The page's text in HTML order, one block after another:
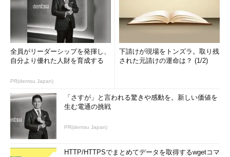
全員がリーダーシップを発揮し、
自分より優れた人財を育成する
PR(dentsu Japan)
下請けが現場をトンズラ。取り残
された元請けの運命は？ (1/2)
「さすが」と言われる驚きや感動を。新しい価値を
生む電通の挑戦
PR(dentsu Japan)
HTTP/HTTPSでまとめてデータを取得するwgetコマ